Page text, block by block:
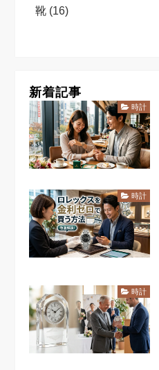
靴 (16)
新着記事
時計
時計
時計